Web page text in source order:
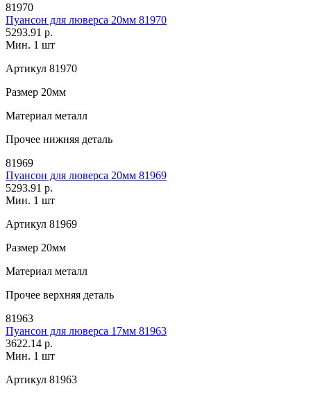
81970
Пуансон для люверса 20мм 81970
5293.91 р.
Мин. 1 шт
Артикул 81970
Размер 20мм
Материал металл
Прочее нижняя деталь
81969
Пуансон для люверса 20мм 81969
5293.91 р.
Мин. 1 шт
Артикул 81969
Размер 20мм
Материал металл
Прочее верхняя деталь
81963
Пуансон для люверса 17мм 81963
3622.14 р.
Мин. 1 шт
Артикул 81963